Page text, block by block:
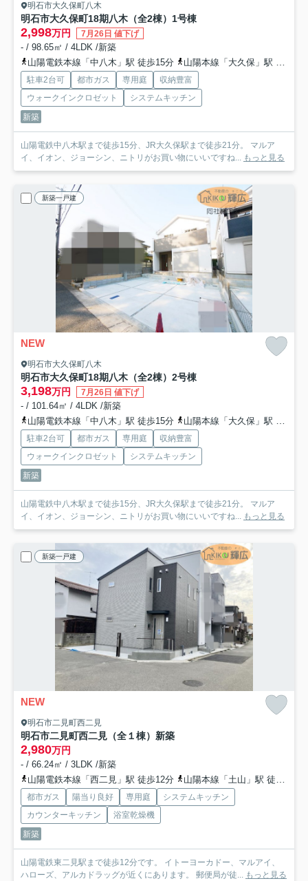
明石市大久保町八木
明石市大久保町18期八木（全2棟）1号棟
2,998万円 7月26日 値下げ
- / 98.65㎡ / 4LDK /新築
山陽電鉄本線「中八木」駅 徒歩15分
山陽本線「大久保」駅 徒歩21分
駐車2台可 都市ガス 専用庭
収納豊富
ウォークインクロゼット
システムキッチン
新築
山陽電鉄中八木駅まで徒歩15分、JR大久保駅まで徒歩21分。 マルア
イ、イオン、ジョーシン、ニトリがお買い物にいいですね... もっと見る
新築一戸建
NEW
明石市大久保町八木
明石市大久保町18期八木（全2棟）2号棟
3,198万円 7月26日 値下げ
- / 101.64㎡ / 4LDK /新築
山陽電鉄本線「中八木」駅 徒歩15分
山陽本線「大久保」駅 徒歩21分
駐車2台可 都市ガス 専用庭
収納豊富
ウォークインクロゼット
システムキッチン
新築
山陽電鉄中八木駅まで徒歩15分、JR大久保駅まで徒歩21分。 マルア
イ、イオン、ジョーシン、ニトリがお買い物にいいですね... もっと見る
新築一戸建
NEW
明石市二見町西二見
明石市二見町西二見（全１棟）新築
2,980万円
- / 66.24㎡ / 3LDK /新築
山陽電鉄本線「西二見」駅 徒歩12分
山陽本線「土山」駅 徒歩34分
都市ガス 陽当り良好 専用庭
システムキッチン
カウンターキッチン
浴室乾燥機
新築
山陽電鉄東二見駅まで徒歩12分です。 イトーヨーカドー、マルアイ、
ハローズ、アルカドラッグが近くにあります。 郵便局が徒... もっと見る